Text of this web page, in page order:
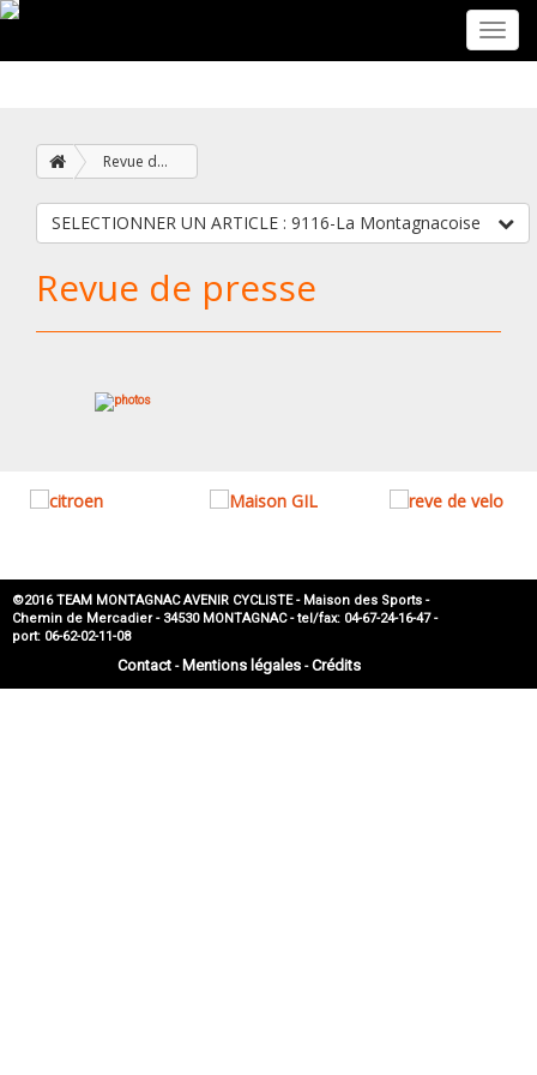
Revue de presse
SELECTIONNER UN ARTICLE : 9116-La Montagnacoise
Revue de presse
©2016 TEAM MONTAGNAC AVENIR CYCLISTE - Maison des Sports -
Chemin de Mercadier - 34530 MONTAGNAC - tel/fax: 04-67-24-16-47 -
port: 06-62-02-11-08
Contact- Mentions légales-Crédits